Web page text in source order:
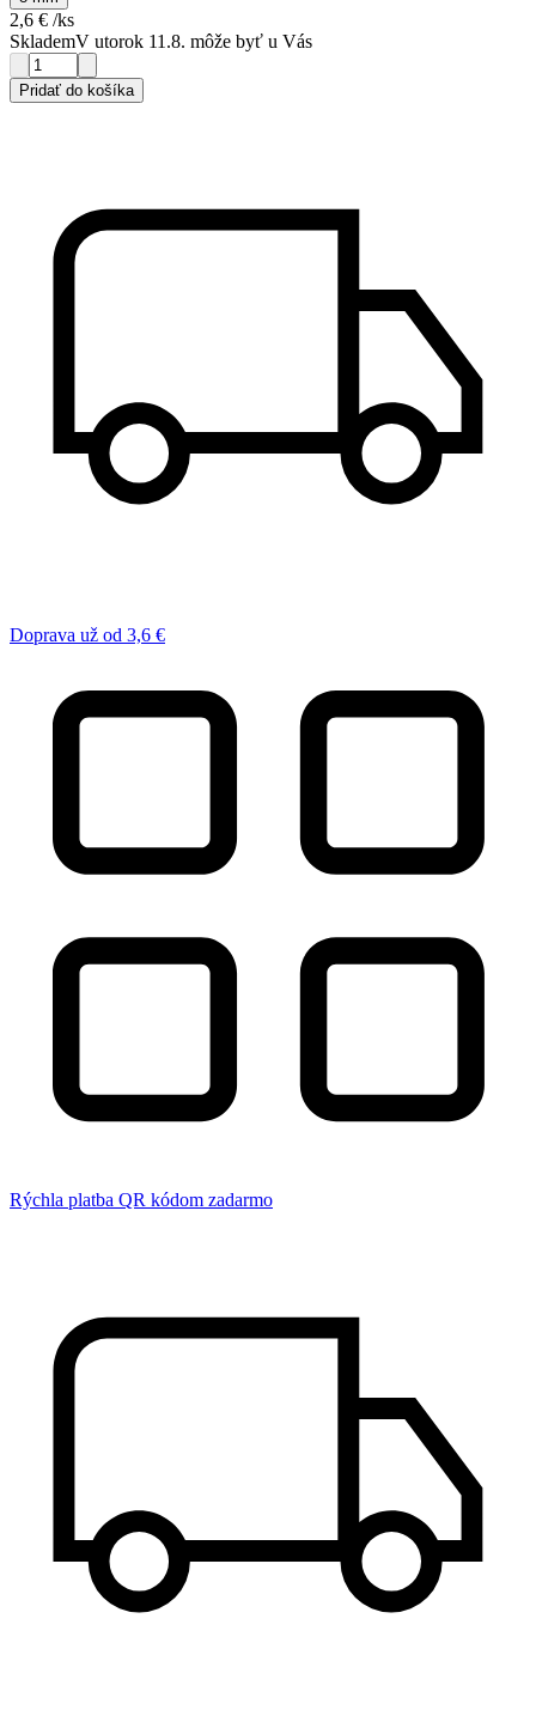
2,6 € /ks
SklademV utorok 11.8. môže byť u Vás
Pridať do košíka
Doprava už od 3,6 €
Rýchla platba QR kódom zadarmo